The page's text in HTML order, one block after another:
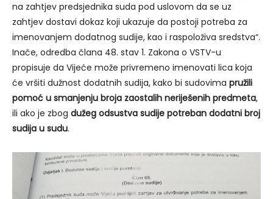
na zahtjev predsjednika suda pod uslovom da se uz
zahtjev dostavi dokaz koji ukazuje da postoji potreba za
imenovanjem dodatnog sudije, kao i raspoloživa sredstva“.
Inače, odredba člana 48. stav 1. Zakona o VSTV-u
propisuje da Vijeće može privremeno imenovati lica koja
će vršiti dužnost dodatnih sudija, kako bi sudovima pružili
pomoć u smanjenju broja zaostalih neriješenih predmeta,
ili ako je zbog dužeg odsustva sudije potreban dodatni broj
sudija u sudu.